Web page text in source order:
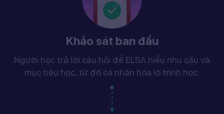
Khảo sát ban đầu
Người học trả lời câu hỏi để ELSA hiểu nhu cầu và
mục tiêu học, từ đó cá nhân hóa lộ trình học.